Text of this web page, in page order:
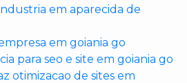
em aparecida de
em goiania go
para seo e site em goiania go
otimizacao de sites em